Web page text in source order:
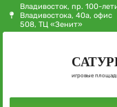
Владивосток, пр. 100-
Владивостока, 40а, офис
508, ТЦ «Зенит»
игровые